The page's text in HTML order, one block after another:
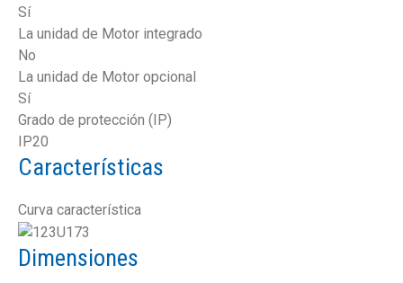
Sí
La unidad de Motor integrado
No
La unidad de Motor opcional
Sí
Grado de protección (IP)
IP20
Características
Curva característica
Dimensiones